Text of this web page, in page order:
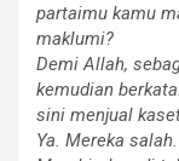
partaimu kamu
maklumi?
Demi Allah,
kemudian
sini menjual
Ya. Mereka